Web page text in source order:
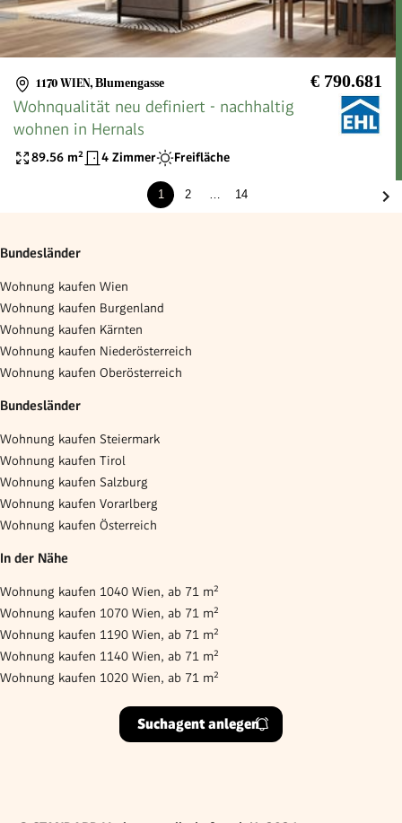
1170 WIEN, Blumengasse € 790.681
Wohnqualität neu definiert - nachhaltig
wohnen in Hernals
89.56 m² 4 Zimmer Freifläche
1 2 14
Bundesländer
Wohnung kaufen Wien
Wohnung kaufen Burgenland
Wohnung kaufen Kärnten
Wohnung kaufen Niederösterreich
Wohnung kaufen Oberösterreich
Bundesländer
Wohnung kaufen Steiermark
Wohnung kaufen Tirol
Wohnung kaufen Salzburg
Wohnung kaufen Vorarlberg
Wohnung kaufen Österreich
In der Nähe
Wohnung kaufen 1040 Wien, ab 71 m²
Wohnung kaufen 1070 Wien, ab 71 m²
Wohnung kaufen 1190 Wien, ab 71 m²
Wohnung kaufen 1140 Wien, ab 71 m²
Wohnung kaufen 1020 Wien, ab 71 m²
Suchagent anlegen